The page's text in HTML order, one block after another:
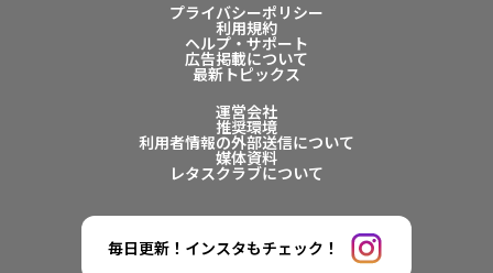
プライバシーポリシー
利用規約
ヘルプ・サポート
広告掲載について
最新トピックス
運営会社
推奨環境
利用者情報の外部送信について
媒体資料
レタスクラブについて
毎日更新！インスタもチェック！